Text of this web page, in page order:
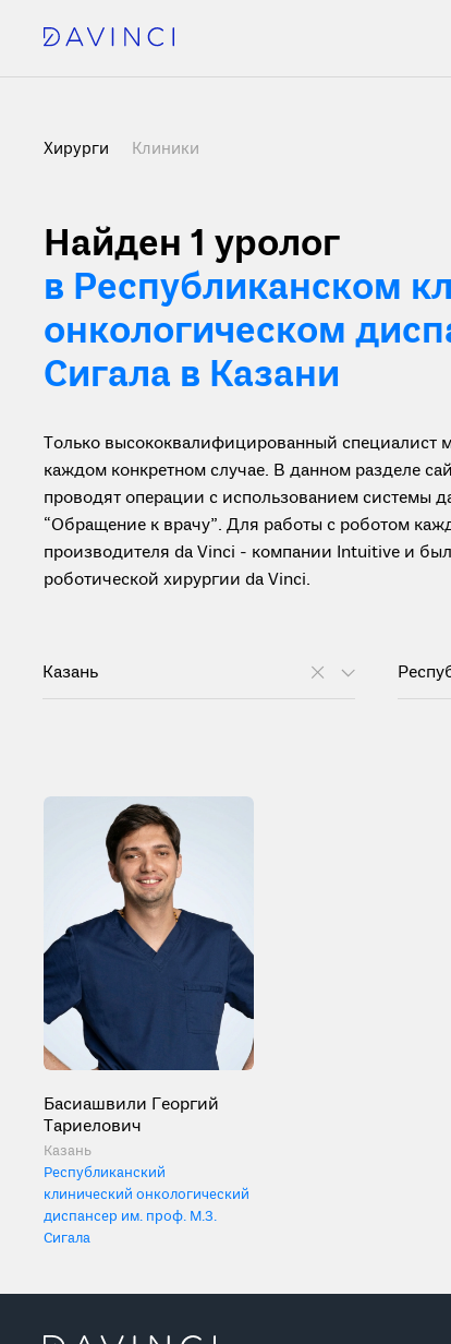
Хирурги Клиники
Найден 1 уролог
в Республиканском
онкологическом
Сигала в Казани
Только высококвалифицированный специалист
каждом конкретном случае. В данном разделе
проводят операции с использованием системы
“Обращение к врачу”. Для работы с роботом
производителя da Vinci - компании Intuitive и
роботической хирургии da Vinci.
Казань
Басиашвили Георгий
Тариелович
Казань
Республиканский
клинический онкологический
диспансер им. проф. М.З.
Сигала